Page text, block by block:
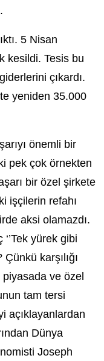
5 Nisan
kesildi. Tesis bu
çıkardı.
yeniden 35.000
önemli bir
pek çok örnekten
bir özel şirkete
işçilerin refahı
aksi olamazdı.
yürek gibi
karşılığı
ve özel
tam tersi
açıklayanlardan
Dünya
Joseph